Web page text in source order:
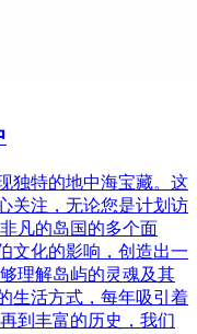
独特的地中海宝藏。这
关注，无论您是计划访
凡的岛国的多个面
文化的影响，创造出一
理解岛屿的灵魂及其
生活方式，每年吸引着
到丰富的历史，我们